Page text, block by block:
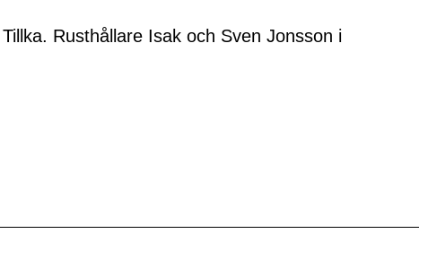
Rusthållare Isak och Sven Jonsson i